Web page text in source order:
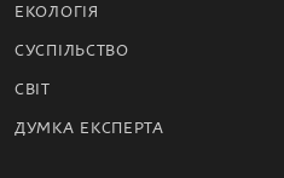
ЕКОЛОГІЯ
СУСПІЛЬСТВО
СВІТ
ДУМКА ЕКСПЕРТА